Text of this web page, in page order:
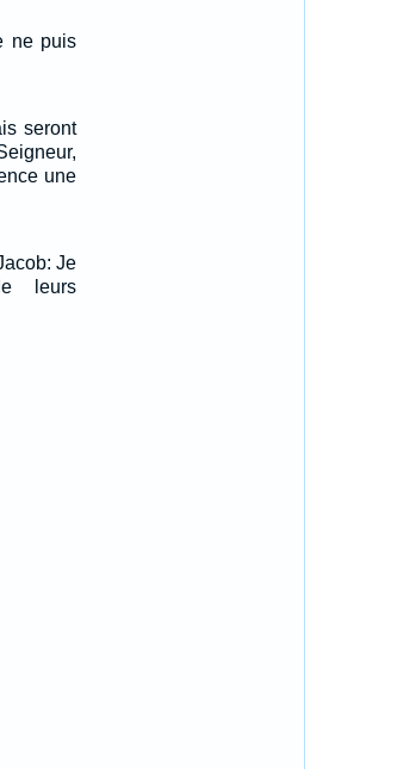
ne puis
seront
une
Je
leurs